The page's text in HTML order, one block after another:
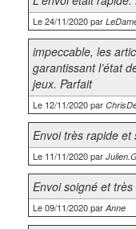
Le 24/11/2020 par
impeccable, les
garantissant l’état
jeux. Parfait
Le 12/11/2020 par
Envoi très rapide
Le 11/11/2020 par
Envoi soigné et
Le 09/11/2020 par Anne